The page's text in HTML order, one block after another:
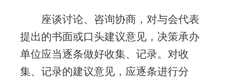
座谈讨论、咨询协商，对与会代表
提出的书面或口头建议意见，决策承办
单位应当逐条做好收集、记录。对收
集、记录的建议意见，应逐条进行分